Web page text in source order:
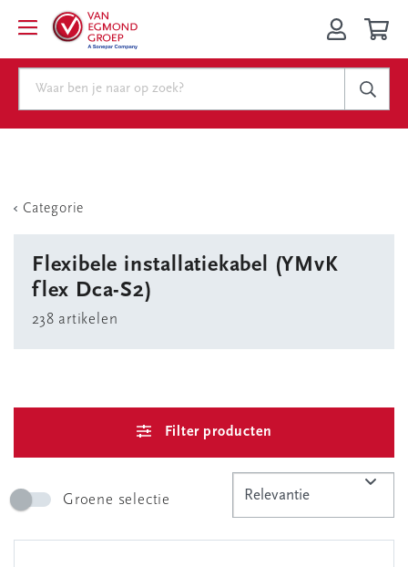
Categorie
Flexibele installatiekabel (YMvK
flex Dca-S2)
238 artikelen
Filter producten
Groene selectie